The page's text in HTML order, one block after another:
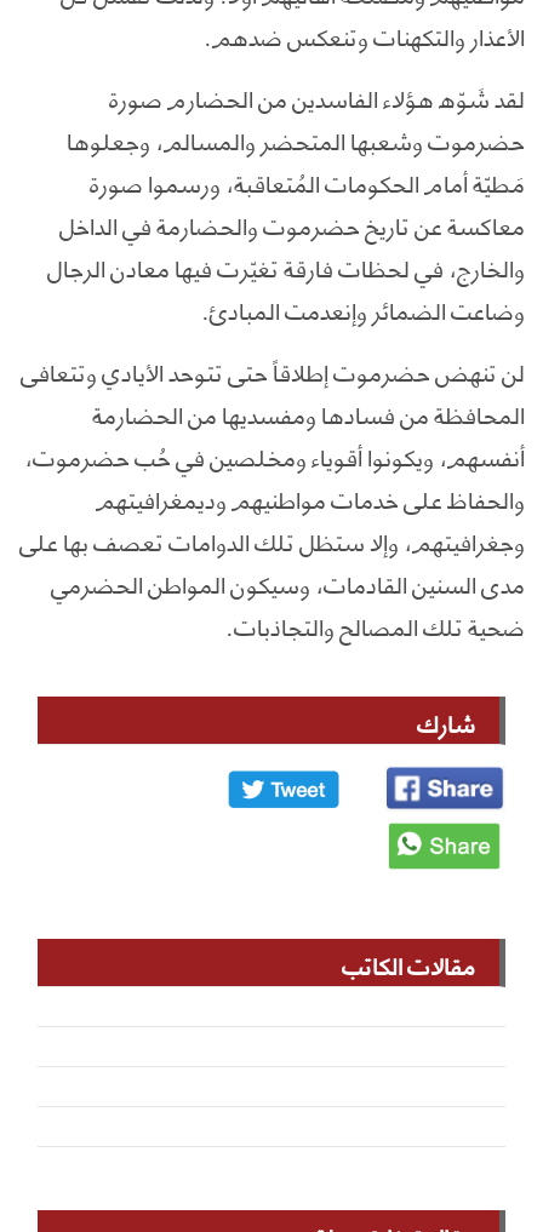
الأعذار والتكهنات وتنعكس ضدهم.
لقد شَوّه هؤلاء الفاسدين من الحضارم صورة
حضرموت وشعبها المتحضر والمسالم، وجعلوها
مَطيّة أمام الحكومات المُتعاقبة، ورسموا صورة
معاكسة عن تاريخ حضرموت والحضارمة في الداخل
والخارج، في لحظات فارقة تغيّرت فيها معادن الرجال
وضاعت الضمائر وإنعدمت المبادئ.
لن تنهض حضرموت إطلاقاً حتى تتوحد الأيادي وتتعافى
المحافظة من فسادها ومفسديها من الحضارمة
أنفسهم، ويكونوا أقوياء ومخلصين في حُب حضرموت،
والحفاظ على خدمات مواطنيهم وديمغرافيتهم
وجغرافيتهم، وإلا ستظل تلك الدوامات تعصف بها على
مدى السنين القادمات، وسيكون المواطن الحضرمي
ضحية تلك المصالح والتجاذبات.
شارك
مقالات الكاتب